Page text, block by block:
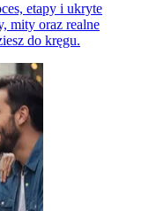
etapy i ukryte
mity oraz realne
do kręgu.